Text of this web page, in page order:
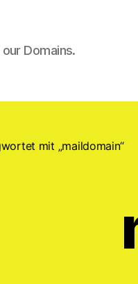
Domains.
mit „maildomain“